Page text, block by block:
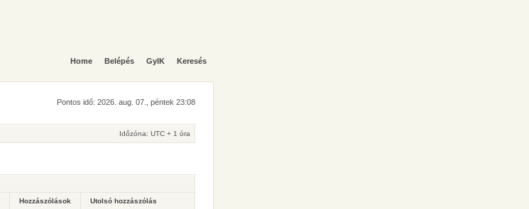
Home Belépés GyIK Keresés
Pontos idő: 2026. aug. 07., péntek 23:08
Időzóna: UTC + 1 óra
Hozzászólások Utolsó hozzászólás